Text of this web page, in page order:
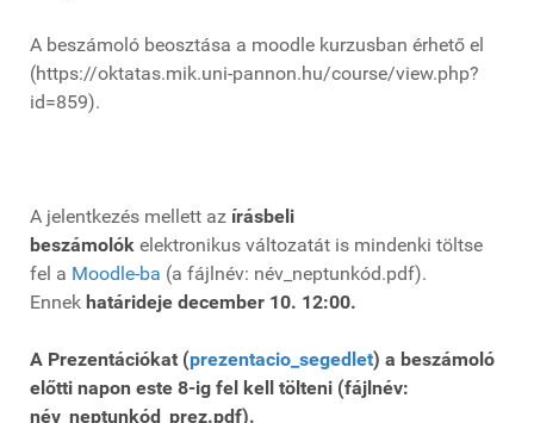
A beszámoló beosztása a moodle kurzusban érhető el
(https://oktatas.mik.uni-pannon.hu/course/view.php?
id=859).
A jelentkezés mellett az írásbeli
beszámolók elektronikus változatát is mindenki töltse
fel a Moodle-ba (a fájlnév: név_neptunkód.pdf).
Ennek határideje december 10. 12:00.
A Prezentációkat (prezentacio_segedlet) a beszámoló
előtti napon este 8-ig fel kell tölteni (fájlnév:
név_neptunkód_prez.pdf).